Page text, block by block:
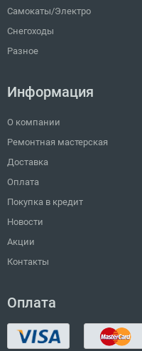
Самокаты/Электро
Снегоходы
Разное
Информация
О компании
Ремонтная мастерская
Доставка
Оплата
Покупка в кредит
Новости
Акции
Контакты
Оплата